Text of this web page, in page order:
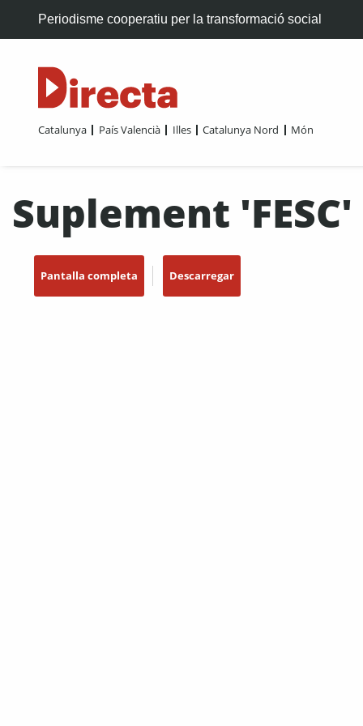
Periodisme cooperatiu per la transformació social
Catalunya País Valencià Illes Catalunya Nord Món
Suplement 'FESC'
Pantalla completa Descarregar